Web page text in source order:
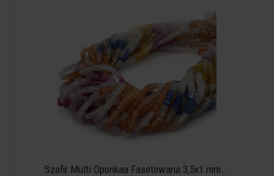
Szafir Multi Oponkaa Fasetowana 3,5x1 mm...